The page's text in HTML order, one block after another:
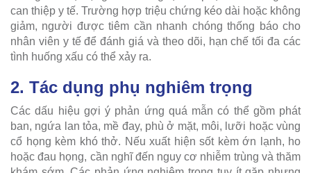
can thiệp y tế. Trường hợp triệu chứng kéo dài hoặc không
giảm, người được tiêm cần nhanh chóng thống báo cho
nhân viên y tế để đánh giá và theo dõi, hạn chế tối đa các
tình huống xấu có thể xảy ra.
2. Tác dụng phụ nghiêm trọng
Các dấu hiệu gợi ý phản ứng quá mẫn có thể gồm phát
ban, ngứa lan tỏa, mề đay, phù ở mặt, môi, lưỡi hoặc vùng
cổ họng kèm khó thở. Nếu xuất hiện sốt kèm ớn lạnh, ho
hoặc đau họng, cần nghĩ đến nguy cơ nhiễm trùng và thăm